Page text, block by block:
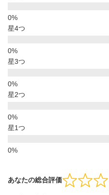
星4つ
星3つ
星2つ
星1つ
あなたの総合評価